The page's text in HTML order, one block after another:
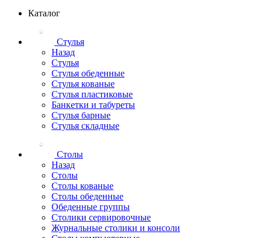
Каталог
Стулья
Назад
Стулья
Стулья обеденные
Стулья кованые
Стулья пластиковые
Банкетки и табуреты
Стулья барные
Стулья складные
Столы
Назад
Столы
Столы кованые
Столы обеденные
Обеденные группы
Столики сервировочные
Журнальные столики и консоли